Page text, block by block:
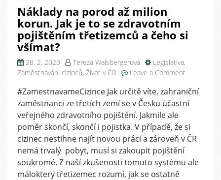
Náklady na porod až milion
korun. Jak je to se zdravotním
pojištěním třetizemců a čeho si
všímat?
28. 2. 2023 Tereza Walsbergerová Legislativa,
Zaměstnávání cizinců, Život v ČR Leave a Comment
na
porod
milion
korun.
Jak
to
#ZamestnavameCizince Jak určitě víte, zahraniční
zaměstnanci ze třetích zemí se v Česku účastní
veřejného zdravotního pojištění. Jakmile ale
poměr skončí, skončí i pojistka. V případě, že si
cizinec nestihne najít novou práci a zároveň v ČR
nemá trvalý pobyt, musí si zakoupit pojištění
soukromé. Z naší zkušenosti tomuto systému ale
málokterý třetizemec rozumí, jak se ostatně